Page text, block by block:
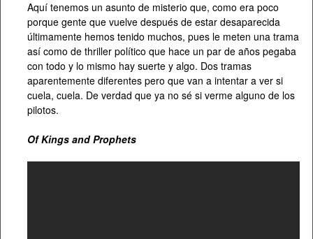
Aquí tenemos un asunto de misterio que, como era poco
porque gente que vuelve después de estar desaparecida
últimamente hemos tenido muchos, pues le meten una trama
así como de thriller político que hace un par de años pegaba
con todo y lo mismo hay suerte y algo. Dos tramas
aparentemente diferentes pero que van a intentar a ver si
cuela, cuela. De verdad que ya no sé si verme alguno de los
pilotos.
Of Kings and Prophets